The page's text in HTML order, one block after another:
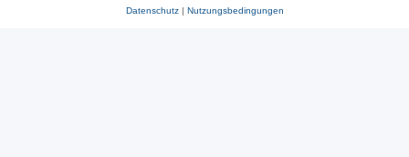
Datenschutz| Nutzungsbedingungen